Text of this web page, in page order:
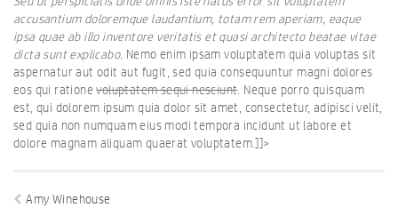
accusantium doloremque laudantium, totam rem aperiam, eaque
ipsa quae ab illo inventore veritatis et quasi architecto beatae vitae
dicta sunt explicabo. Nemo enim ipsam voluptatem quia voluptas sit
aspernatur aut odit aut fugit, sed quia consequuntur magni dolores
eos qui rationevoluptatem sequi nesciunt. Neque porro quisquam
est, qui dolorem ipsum quia dolor sit amet, consectetur, adipisci velit,
sed quia non numquam eius modi tempora incidunt ut labore et
dolore magnam aliquam quaerat voluptatem.]]>
Amy Winehouse